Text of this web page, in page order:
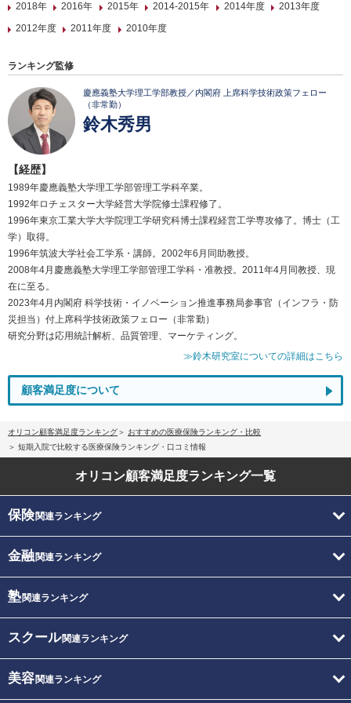
2018年
2016年 2015年 2014-2015年 2014年度
2013年度
2012年度
2011年度 2010年度
ランキング監修
慶應義塾大学理工学部教授／内閣府 上席科学技術政策フェロー
（非常勤）
鈴木秀男
【経歴】
1989年慶應義塾大学理工学部管理工学科卒業。
1992年ロチェスター大学経営大学院修士課程修了。
1996年東京工業大学大学院理工学研究科博士課程経営工学専攻修了。博士（工
学）取得。
1996年筑波大学社会工学系・講師。2002年6月同助教授。
2008年4月慶應義塾大学理工学部管理工学科・准教授。2011年4月同教授、現
在に至る。
2023年4月内閣府 科学技術・イノベーション推進事務局参事官（インフラ・防
災担当）付上席科学技術政策フェロー（非常勤）
研究分野は応用統計解析、品質管理、マーケティング。
≫鈴木研究室についての詳細はこちら
顧客満足度について
オリコン顧客満足度ランキング
おすすめの医療保険ランキング・比較
短期入院で比較する医療保険ランキング・口コミ情報
オリコン顧客満足度ランキング一覧
保険関連ランキング
金融関連ランキング
塾関連ランキング
スクール関連ランキング
美容関連ランキング